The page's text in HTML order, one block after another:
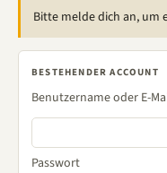
Bitte melde dich an, um
BESTEHENDER ACCOUNT
Benutzername oder E-
Passwort